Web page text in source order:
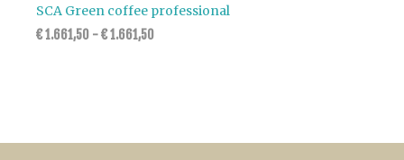
SCA Green coffee professional
€1.661,50 -€1.661,50